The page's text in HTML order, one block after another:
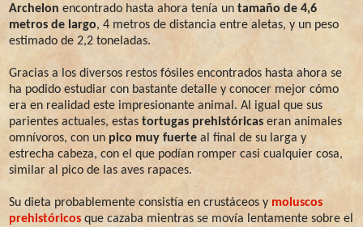
Archelon encontrado hasta ahora tenía un tamaño de 4,6
metros de largo, 4 metros de distancia entre aletas, y un peso
estimado de 2,2 toneladas.
Gracias a los diversos restos fósiles encontrados hasta ahora se
ha podido estudiar con bastante detalle y conocer mejor cómo
era en realidad este impresionante animal. Al igual que sus
parientes actuales, estas tortugas prehistóricas eran animales
omnívoros, con un pico muy fuerte al final de su larga y
estrecha cabeza, con el que podían romper casi cualquier cosa,
similar al pico de las aves rapaces.
Su dieta probablemente consistía en crustáceos y moluscos
prehistóricos que cazaba mientras se movía lentamente sobre el